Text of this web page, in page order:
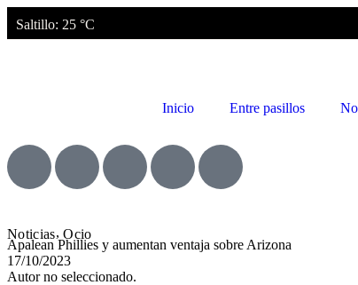
Saltillo: 25 °C
Inicio Entre pasillos
Noticias,Ocio
Apalean Phillies y aumentan ventaja sobre Arizona
17/10/2023
Autor no seleccionado.